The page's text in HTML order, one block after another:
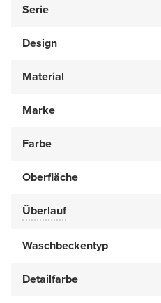
Serie
Design
Material
Marke
Farbe
Oberfläche
Überlauf
Waschbeckentyp
Detailfarbe